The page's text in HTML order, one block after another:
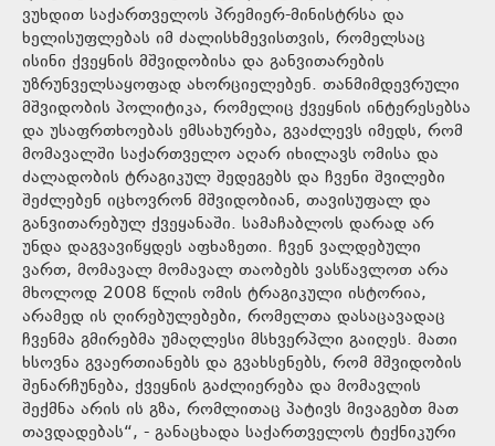
ვუხდით საქართველოს პრემიერ-მინისტრსა და
ხელისუფლებას იმ ძალისხმევისთვის, რომელსაც
ისინი ქვეყნის მშვიდობისა და განვითარების
უზრუნველსაყოფად ახორციელებენ. თანმიმდევრული
მშვიდობის პოლიტიკა, რომელიც ქვეყნის ინტერესებსა
და უსაფრთხოებას ემსახურება, გვაძლევს იმედს, რომ
მომავალში საქართველო აღარ იხილავს ომისა და
ძალადობის ტრაგიკულ შედეგებს და ჩვენი შვილები
შეძლებენ იცხოვრონ მშვიდობიან, თავისუფალ და
განვითარებულ ქვეყანაში. სამაჩაბლოს დარად არ
უნდა დაგვავიწყდეს აფხაზეთი. ჩვენ ვალდებული
ვართ, მომავალ მომავალ თაობებს ვასწავლოთ არა
მხოლოდ 2008 წლის ომის ტრაგიკული ისტორია,
არამედ ის ღირებულებები, რომელთა დასაცავადაც
ჩვენმა გმირებმა უმაღლესი მსხვერპლი გაიღეს. მათი
ხსოვნა გვაერთიანებს და გვახსენებს, რომ მშვიდობის
შენარჩუნება, ქვეყნის გაძლიერება და მომავლის
შექმნა არის ის გზა, რომლითაც პატივს მივაგებთ მათ
თავდადებას“, - განაცხადა საქართველოს ტექნიკური